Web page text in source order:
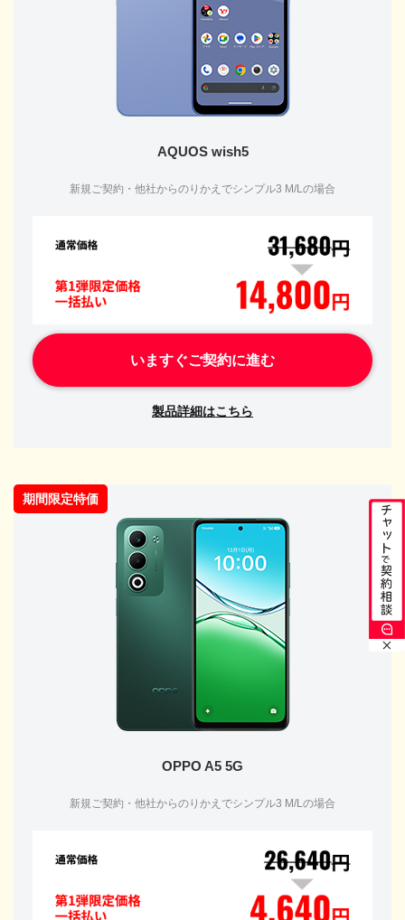
AQUOS wish5
新規ご契約・他社からのりかえでシンプル3 M/Lの場合
いますぐご契約に進む
製品詳細はこちら
OPPO A5 5G
新規ご契約・他社からのりかえでシンプル3 M/Lの場合
期間限定特価